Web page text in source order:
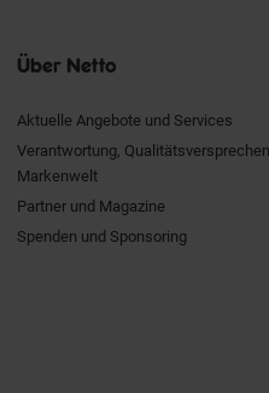
Über Netto
Aktuelle Angebote und Services
Verantwortung,
Markenwelt
Partner und Magazine
Spenden und Sponsoring